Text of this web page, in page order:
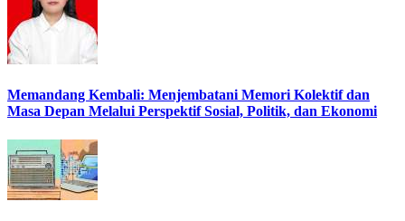
Memandang Kembali: Menjembatani Memori Kolektif dan
Masa Depan Melalui Perspektif Sosial, Politik, dan Ekonomi